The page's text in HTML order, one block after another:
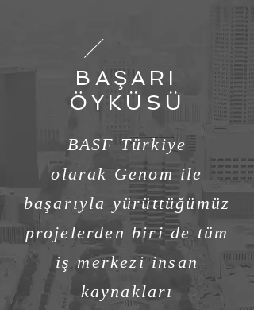
BAŞARI
ÖYKÜSÜ
BASF Türkiye
olarak Genom ile
başarıyla yürüttüğümüz
projelerden biri de tüm
iş merkezi insan
kaynakları